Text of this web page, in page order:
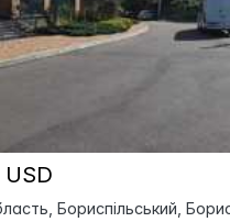
Бориспільський,